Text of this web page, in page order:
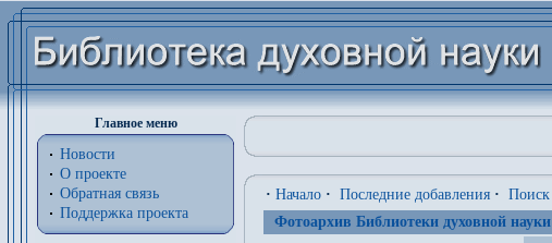
Главное меню
Новости
О проекте
Обратная связь
Поддержка проекта
· Начало · Последние добавления · Поиск
Фотоархив Библиотеки духовной науки